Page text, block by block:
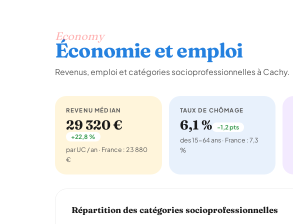
Economy
Économie et emploi
Revenus, emploi et catégories socioprofessionnelles à Cachy.
REVENU MÉDIAN
29 320 €
+22,8 %
par UC / an · France : 23 880
€
TAUX DE CHÔMAGE
6,1 % -1,2 pts
des 15-64 ans · France : 7,3
%
Répartition des catégories socioprofessionnelles